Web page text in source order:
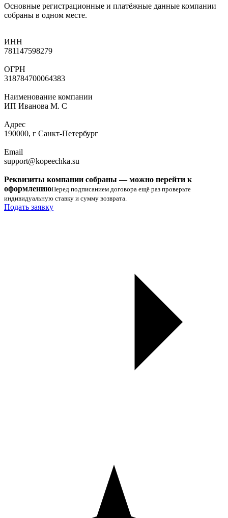
Основные регистрационные и платёжные данные компании
собраны в одном месте.
ИНН
781147598279
ОГРН
318784700064383
Наименование компании
ИП Иванова М. С
Адрес
190000, г Санкт-Петербург
Email
support@kopeechka.su
Реквизиты компании собраны — можно перейти к
оформлениюПеред подписанием договора ещё раз проверьте
индивидуальную ставку и сумму возврата.
Подать заявку